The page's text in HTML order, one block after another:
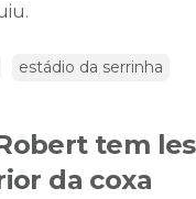
estádio da serrinha
tem
da coxa